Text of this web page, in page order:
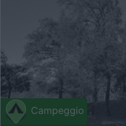
Campeggio